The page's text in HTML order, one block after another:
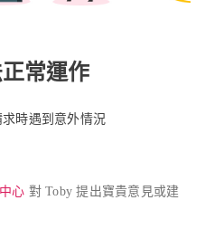
常運作
時遇到意外情況
心 對 Toby 提出寶貴意見或建